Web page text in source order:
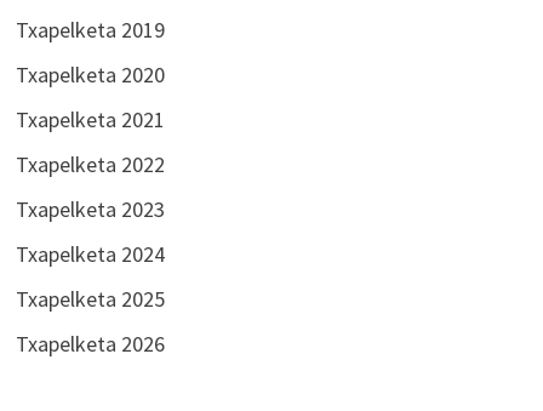
Txapelketa 2019
Txapelketa 2020
Txapelketa 2021
Txapelketa 2022
Txapelketa 2023
Txapelketa 2024
Txapelketa 2025
Txapelketa 2026